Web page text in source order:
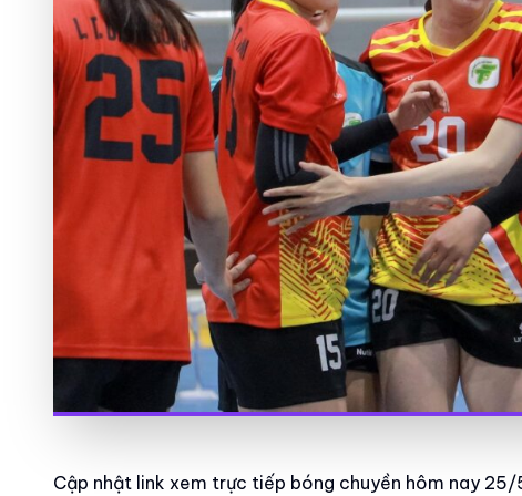
Cập nhật link xem trực tiếp bóng chuyền hôm nay